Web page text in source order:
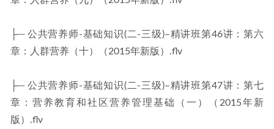
├─ 公共营养师-基础知识(二-三级)–精讲班第46讲：第六
章：人群营养（十）（2015年新版）.flv
├─ 公共营养师-基础知识(二-三级)–精讲班第47讲：第七
章：营养教育和社区营养管理基础（一）（2015年新
版）.flv